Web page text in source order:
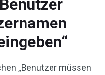
„Benutzer müssen